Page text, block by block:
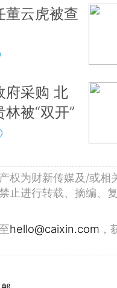
董云虎被查
府采购 北
被“双开”
权为财新传媒及/或相
止进行转载、摘编、
hello@caixin.com ，